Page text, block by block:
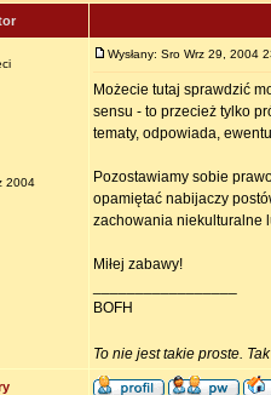
2004
Wysłany: Sro Wrz 29, 2004
Możecie tutaj sprawdzić
sensu - to przecież tylko
tematy, odpowiada,
Pozostawiamy sobie
opamiętać nabijaczy
zachowania niekulturalne
Miłej zabawy!
BOFH
To nie jest takie proste.